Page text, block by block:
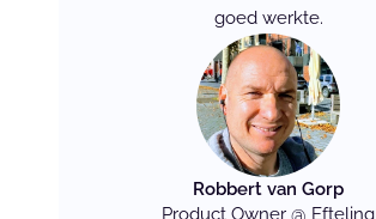
goed werkte.
Robbert van Gorp
Product Owner @ Efteling